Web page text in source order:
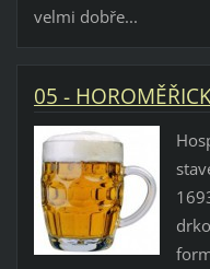
velmi dobře...
05 -